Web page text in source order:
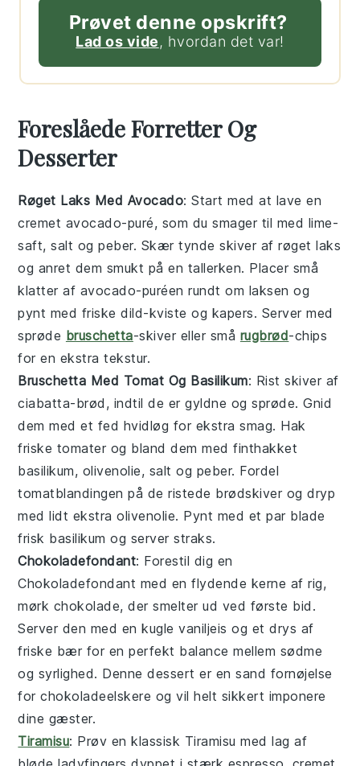
Prøvet denne opskrift?
Lad os vide, hvordan det var!
Foreslåede Forretter Og
Desserter
Røget Laks Med Avocado: Start med at lave en
cremet avocado-puré, som du smager til med lime-
saft,salt ogpeber. Skær tynde skiver afrøget laks
og anret dem smukt på en tallerken. Placer små
klatter af avocado-puréen rundt om laksen og
pynt med friskedild-kviste og kapers. Server med
sprøde bruschetta-skiver eller små rugbrød-chips
for en ekstra tekstur.
Bruschetta Med Tomat Og Basilikum: Rist skiver af
ciabatta-brød, indtil de er gyldne og sprøde. Gnid
dem med et fed hvidløg for ekstra smag. Hak
friske tomater og bland dem med finthakket
basilikum, olivenolie, salt og peber. Fordel
tomatblandingen på de ristede brødskiver og dryp
med lidt ekstraolivenolie. Pynt med et par blade
frisk basilikum og server straks.
Chokoladefondant: Forestil dig en
Chokoladefondant med en flydende kerne af rig,
mørk chokolade, der smelter ud ved første bid.
Server den med en kugle vaniljeis og et drys af
friske bær for en perfekt balance mellem sødme
og syrlighed. Denne dessert er en sand fornøjelse
for chokoladeelskere og vil helt sikkert imponere
dine gæster.
Tiramisu: Prøv en klassisk Tiramisu med lag af